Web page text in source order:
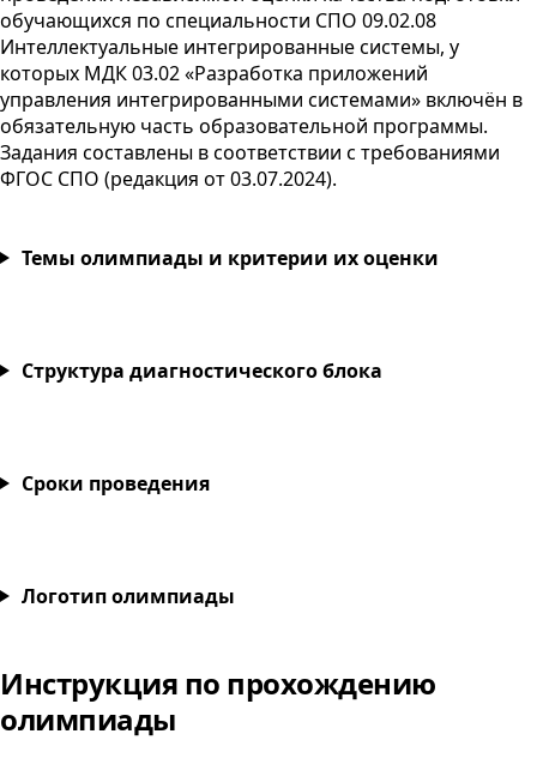
обучающихся по специальности СПО 09.02.08
Интеллектуальные интегрированные системы, у
которых МДК03.02 «Разработка приложений
управления интегрированными системами» включён в
обязательную часть образовательной программы.
Задания составлены в соответствии с требованиями
ФГОС СПО (редакция от03.07.2024).
Темы олимпиады и критерии их оценки
Структура диагностического блока
Сроки проведения
Логотип олимпиады
Разработка приложений управления
Инструкция по прохождению
олимпиадыРазработка